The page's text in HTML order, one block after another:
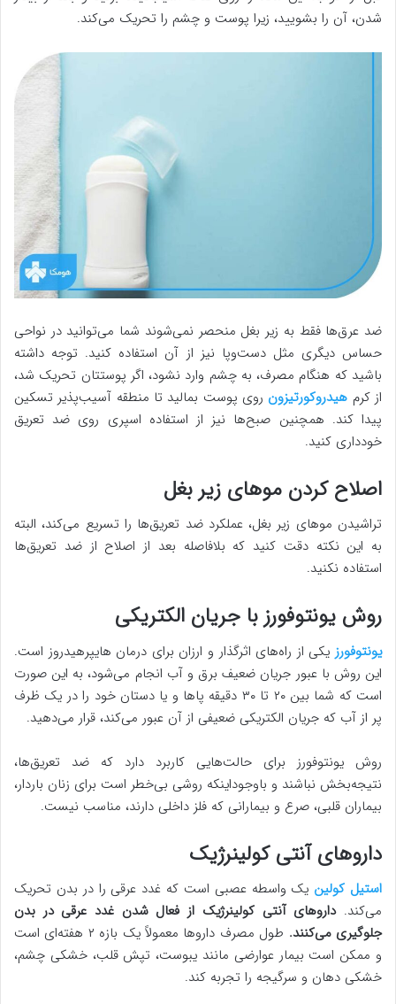
شدن، آن را بشویید، زیرا پوست و چشم را تحریک می‌کند.
ضد عرق‌ها فقط به زیر بغل منحصر نمی‌شوند شما می‌توانید در نواحی
حساس دیگری مثل دست‌وپا نیز از آن استفاده کنید. توجه داشته
باشید که هنگام مصرف، به چشم وارد نشود، اگر پوستتان تحریک شد،
از کرم هیدروکورتیزون روی پوست بمالید تا منطقه آسیب‌پذیر تسکین
پیدا کند. همچنین صبح‌ها نیز از استفاده اسپری روی ضد تعریق
خودداری کنید.
اصلاح کردن موهای زیر بغل
تراشیدن موهای زیر بغل، عملکرد ضد تعریق‌ها را تسریع می‌کند، البته
به این نکته دقت کنید که بلافاصله بعد از اصلاح از ضد تعریق‌ها
استفاده نکنید.
روش یونتوفورز با جریان الکتریکی
یونتوفورز یکی از راه‌های اثرگذار و ارزان برای درمان هایپرهیدروز است.
این روش با عبور جریان ضعیف برق و آب انجام می‌شود، به این صورت
است که شما بین ۲۰ تا ۳۰ دقیقه پاها و یا دستان خود را در یک ظرف
پر از آب که جریان الکتریکی ضعیفی از آن عبور می‌کند، قرار می‌دهید.
روش یونتوفورز برای حالت‌هایی کاربرد دارد که ضد تعریق‌ها،
نتیجه‌بخش نباشند و باوجوداینکه روشی بی‌خطر است برای زنان باردار،
بیماران قلبی، صرع و بیمارانی که فلز داخلی دارند، مناسب نیست.
داروهای آنتی کولینرژیک
استیل کولین یک واسطه عصبی است که غدد عرقی را در بدن تحریک
می‌کند. داروهای آنتی کولینرژیک از فعال شدن غدد عرقی در بدن
جلوگیری می‌کنند.
طول مصرف داروها معمولاً یک بازه ۲ هفته‌ای است
و ممکن است بیمار عوارضی مانند یبوست، تپش قلب، خشکی چشم،
خشکی دهان و سرگیجه را تجربه کند.